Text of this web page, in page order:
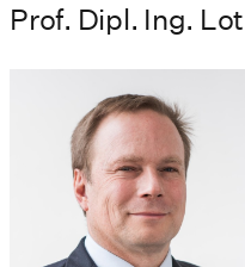
Prof. Dipl. Ing.